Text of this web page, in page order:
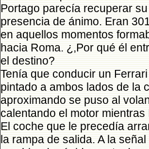
Portago parecía recuperar su
presencia de ánimo. Eran
en aquellos momentos
hacia Roma. ¿,Por qué él
el destino?
Tenía que conducir un
pintado a ambos lados de la
aproximando se puso al
calentando el motor
El coche que le precedía
la rampa de salida. A la